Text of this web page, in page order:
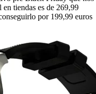
tiendas es de 269,99
por 199,99 euros